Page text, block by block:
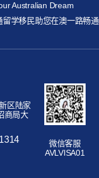
Australian Dream
学移民助您在澳一路畅通
区陆家
商局大
微信客服
AVLVISA01